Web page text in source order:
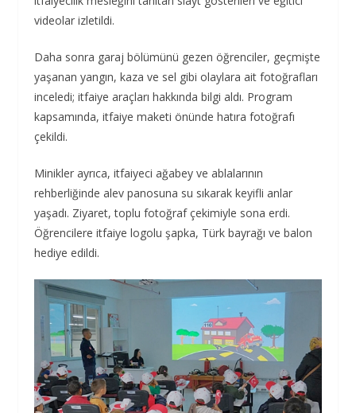
videolar izletildi.
Daha sonra garaj bölümünü gezen öğrenciler, geçmişte
yaşanan yangın, kaza ve sel gibi olaylara ait fotoğrafları
inceledi; itfaiye araçları hakkında bilgi aldı. Program
kapsamında, itfaiye maketi önünde hatıra fotoğrafı
çekildi.
Minikler ayrıca, itfaiyeci ağabey ve ablalarının
rehberliğinde alev panosuna su sıkarak keyifli anlar
yaşadı. Ziyaret, toplu fotoğraf çekimiyle sona erdi.
Öğrencilere itfaiye logolu şapka, Türk bayrağı ve balon
hediye edildi.